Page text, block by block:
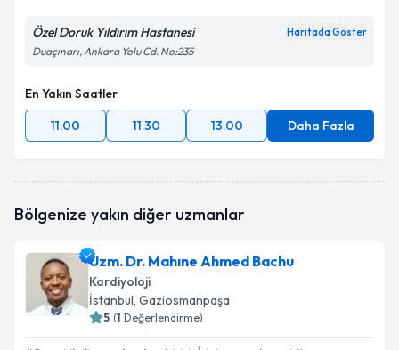
Özel Doruk Yıldırım Hastanesi Haritada Göster
Duaçınarı, Ankara Yolu Cd. No:235
En Yakın Saatler
11:00
11:30 13:00 Daha Fazla
Bölgenize yakın diğer uzmanlar
Uzm. Dr. Mahıne Ahmed Bachu
Kardiyoloji
İstanbul, Gaziosmanpaşa
5 (1 Değerlendirme)